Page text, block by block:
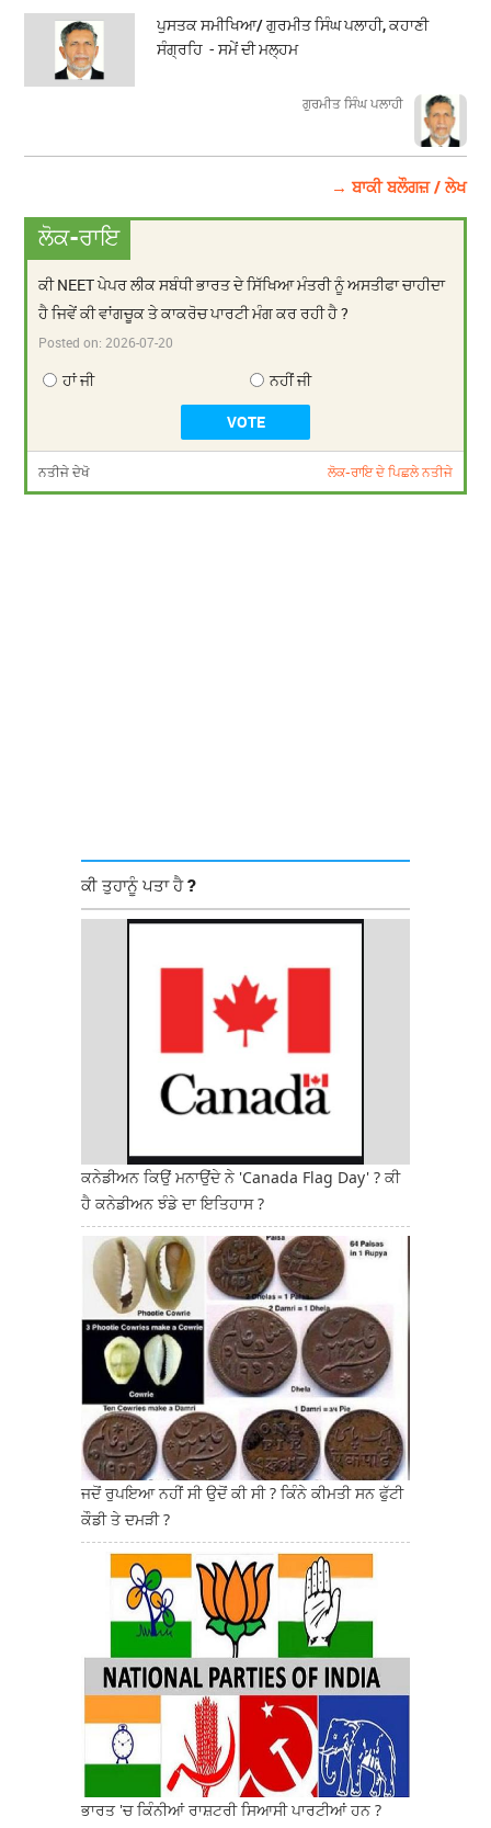
ਪੁਸਤਕ ਸਮੀਖਿਆ/ ਗੁਰਮੀਤ ਸਿੰਘ ਪਲਾਹੀ, ਕਹਾਣੀ
ਸੰਗ੍ਰਹਿ - ਸਮੇਂ ਦੀ ਮਲ੍ਹਮ
ਗੁਰਮੀਤ ਸਿੰਘ ਪਲਾਹੀ
→ ਬਾਕੀ ਬਲੌਗਜ਼ / ਲੇਖ
ਲੋਕ-ਰਾਇ
ਕੀ NEET ਪੇਪਰ ਲੀਕ ਸਬੰਧੀ ਭਾਰਤ ਦੇ ਸਿੱਖਿਆ ਮੰਤਰੀ ਨੂੰ ਅਸਤੀਫਾ ਚਾਹੀਦਾ
ਹੈ ਜਿਵੇਂ ਕੀ ਵਾਂਗਚੂਕ ਤੇ ਕਾਕਰੋਚ ਪਾਰਟੀ ਮੰਗ ਕਰ ਰਹੀ ਹੈ ?
Posted on: 2026-07-20
ਹਾਂ ਜੀ ਨਹੀਂ ਜੀ
ਨਤੀਜੇ ਦੇਖੋ ਲੋਕ-ਰਾਇ ਦੇ ਪਿਛਲੇ ਨਤੀਜੇ
ਕੀ ਤੁਹਾਨੂੰ ਪਤਾ ਹੈ ?
ਕਨੇਡੀਅਨ ਕਿਉਂ ਮਨਾਉਂਦੇ ਨੇ 'Canada Flag Day' ? ਕੀ
ਹੈ ਕਨੇਡੀਅਨ ਝੰਡੇ ਦਾ ਇਤਿਹਾਸ ?
ਜਦੋਂ ਰੁਪਇਆ ਨਹੀਂ ਸੀ ਉਦੋਂ ਕੀ ਸੀ ? ਕਿੰਨੇ ਕੀਮਤੀ ਸਨ ਫੁੱਟੀ
ਕੌਡੀ ਤੇ ਦਮੜੀ ?
ਭਾਰਤ 'ਚ ਕਿੰਨੀਆਂ ਰਾਸ਼ਟਰੀ ਸਿਆਸੀ ਪਾਰਟੀਆਂ ਹਨ ?